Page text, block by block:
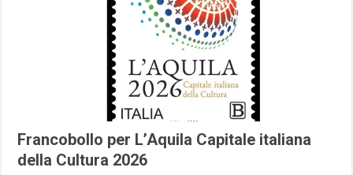
Francobollo per L’Aquila Capitale italiana
della Cultura 2026